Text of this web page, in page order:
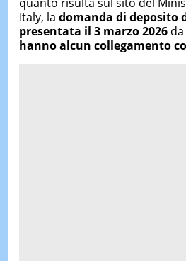
Italy, la domanda di deposito
presentata il 3 marzo 2026da
hanno alcun collegamento